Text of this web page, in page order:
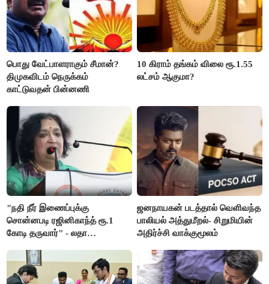
பொது வேட்பாளராகும் சீமான்?
திமுகவிடம் நெருக்கம்
காட்டுவதன் பின்னணி
10 கிராம் தங்கம் விலை ரூ.1.55
லட்சம் ஆகுமா?
"நதி நீர் இணைப்புக்கு
சொன்னபடி ரஜினிகாந்த் ரூ.1
கோடி தருவார்" - லதா
ஜனநாயகன் படத்தால் வெளிவந்த
பாலியல் அத்துமீறல்- சிறுமியின்
அதிர்ச்சி வாக்குமூலம்